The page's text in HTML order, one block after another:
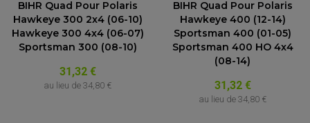
BIHR Quad Pour Polaris
Hawkeye 300 2x4 (06-10)
Hawkeye 300 4x4 (06-07)
Sportsman 300 (08-10)
31,32 €
au lieu de 34,80 €
BIHR Quad Pour Polaris
Hawkeye 400 (12-14)
Sportsman 400 (01-05)
Sportsman 400 HO 4x4
(08-14)
31,32 €
au lieu de 34,80 €